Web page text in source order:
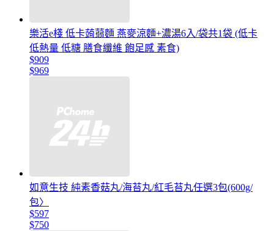
樂活e棧 低卡蒟蒻麵 燕麥涼麵+濃湯6入/袋共1袋 (低卡
低熱量 低糖 膳食纖維 飽足感 素食)
$909
$969
如意生技 純素香菇丸/海苔丸/紅毛苔丸任選3包(600g/
包〉
$597
$750